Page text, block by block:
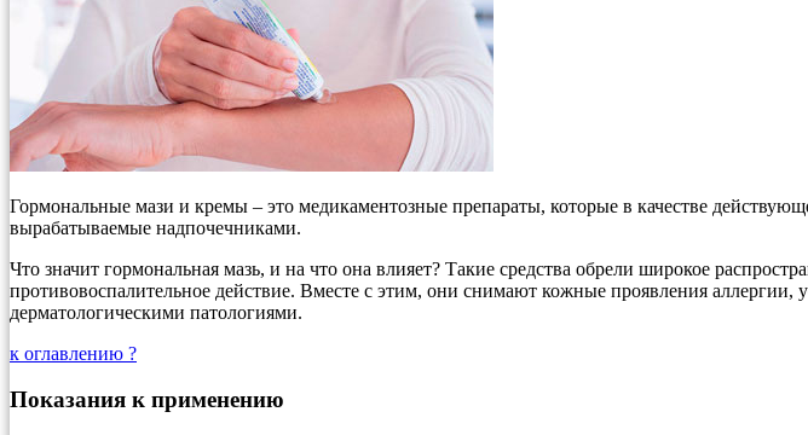
Гормональные мази и кремы – это медикаментозные препараты, которые в качестве
вырабатываемые надпочечниками.
Что значит гормональная мазь, и на что она влияет? Такие средства обрели широкое
противовоспалительное действие. Вместе с этим, они снимают кожные проявления
дерматологическими патологиями.
к оглавлению ?
Показания к применению